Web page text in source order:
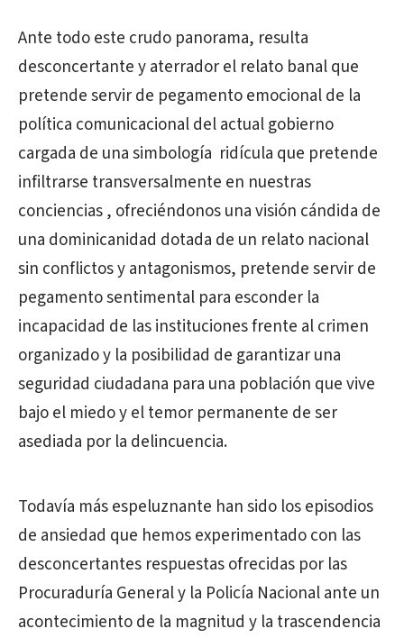
Ante todo este crudo panorama, resulta
desconcertante y aterrador el relato banal que
pretende servir de pegamento emocional de la
política comunicacional del actual gobierno
cargada de una simbología ridícula que pretende
infiltrarse transversalmente en nuestras
conciencias , ofreciéndonos una visión cándida de
una dominicanidad dotada de un relato nacional
sin conflictos y antagonismos, pretende servir de
pegamento sentimental para esconder la
incapacidad de las instituciones frente al crimen
organizado y la posibilidad de garantizar una
seguridad ciudadana para una población que vive
bajo el miedo y el temor permanente de ser
asediada por la delincuencia.
Todavía más espeluznante han sido los episodios
de ansiedad que hemos experimentado con las
desconcertantes respuestas ofrecidas por las
Procuraduría General y la Policía Nacional ante un
acontecimiento de la magnitud y la trascendencia